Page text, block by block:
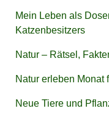
Mein Leben als
Katzenbesitzers
Natur – Rätsel,
Natur erleben Monat
Neue Tiere und